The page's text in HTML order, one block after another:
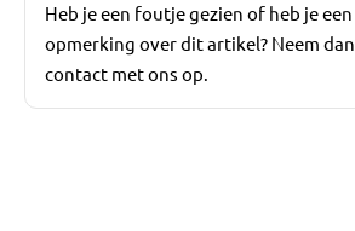
Heb je een foutje gezien of heb je een
opmerking over dit artikel? Neem dan
contact met ons op.